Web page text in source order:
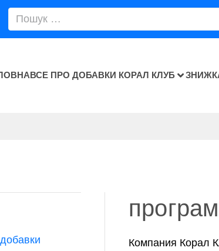
ВСЕ ПРО ДОБАВКИ КОРАЛ КЛУБ
Компания Корал